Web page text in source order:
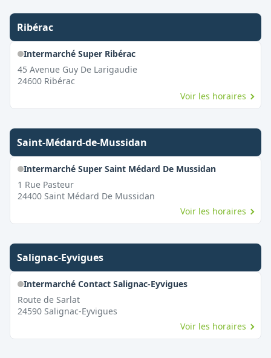
Ribérac
Intermarché Super Ribérac
45 Avenue Guy De Larigaudie
24600 Ribérac
Voir les horaires
Saint-Médard-de-Mussidan
Intermarché Super Saint Médard De Mussidan
1 Rue Pasteur
24400 Saint Médard De Mussidan
Voir les horaires
Salignac-Eyvigues
Intermarché Contact Salignac-Eyvigues
Route de Sarlat
24590 Salignac-Eyvigues
Voir les horaires